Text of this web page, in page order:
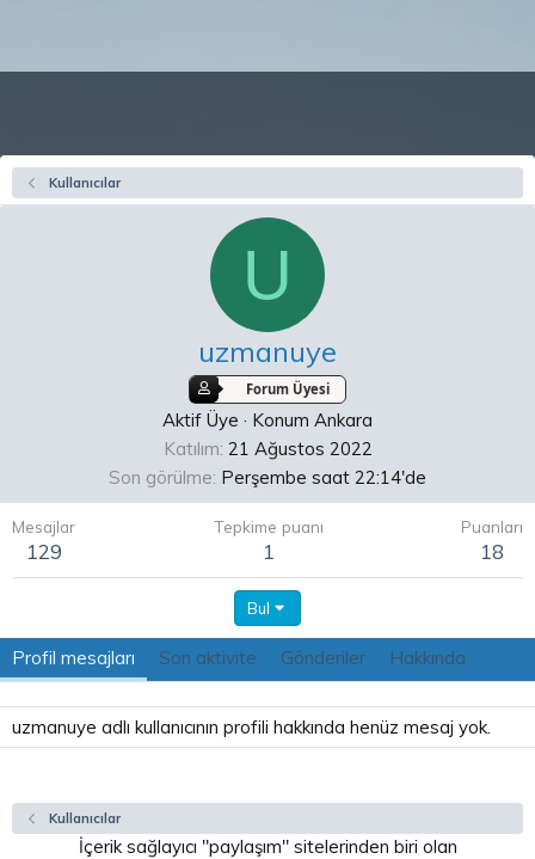
Kullanıcılar
U
uzmanuye
Forum Üyesi
Aktif Üye · Konum Ankara
Katılım 21 Ağustos 2022
Son görülme Perşembe saat 22:14'de
Mesajlar
129
Tepkime puanı
1
Puanları
18
Bul
Profil mesajları Son aktivite Gönderiler Hakkında
uzmanuye adlı kullanıcının profili hakkında henüz mesaj yok.
Kullanıcılar
İçerik sağlayıcı "paylaşım" sitelerinden biri olan